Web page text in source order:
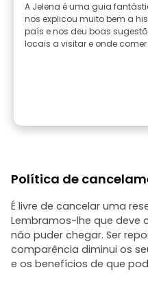
A Jelena é uma guia
nos explicou muito bem a
país e nos deu boas
locais a visitar e onde comer
Política de
É livre de cancelar uma
Lembramos-lhe que deve
não puder chegar. Ser
comparência diminui os
e os benefícios de que